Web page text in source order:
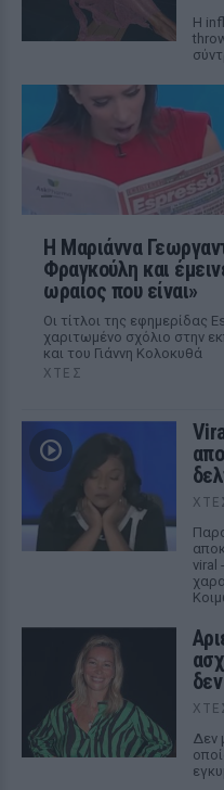
Η
Η Μαριάννα
Φραγκούλη και
ωραίος που είναι»
Οι τίτλοι της εφημερίδας
χαριτωμένο σχόλιο στην
και του Γιάννη Κολοκυθά
ΧΤΕΣ
viral
Δεν